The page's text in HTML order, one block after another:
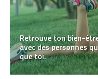
Retrouve ton bien-
avec des personnes
que toi.